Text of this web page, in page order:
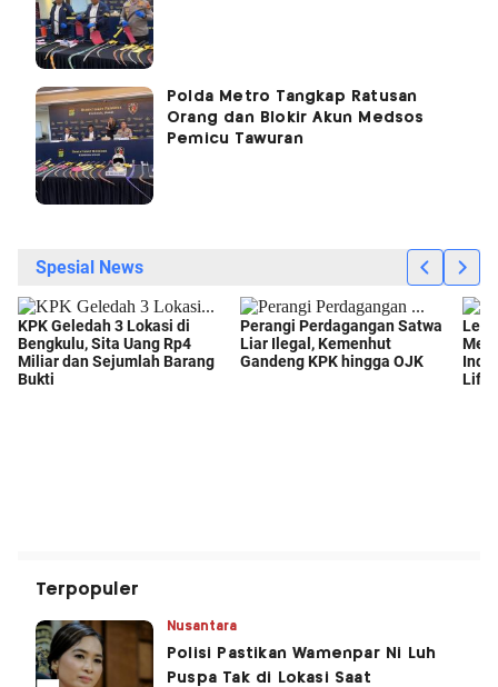
Polda Metro Tangkap Ratusan
Orang dan Blokir Akun Medsos
Pemicu Tawuran
Terpopuler
Nusantara
Polisi Pastikan Wamenpar Ni Luh
Puspa Tak di Lokasi Saat